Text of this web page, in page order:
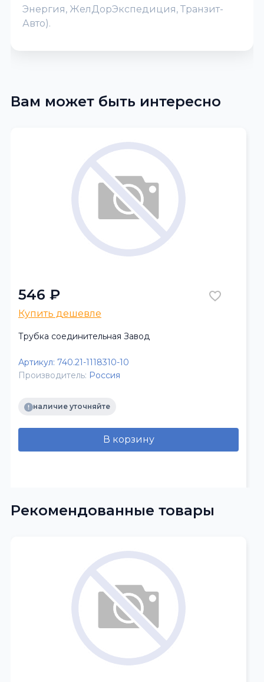
Энергия, ЖелДорЭкспедиция, Транзит-
Авто).
Вам может быть интересно
546 ₽
Купить дешевле
Трубка соединительная Завод
Артикул: 740.21-1118310-10
Производитель: Россия
наличие уточняйте
В корзину
Рекомендованные товары